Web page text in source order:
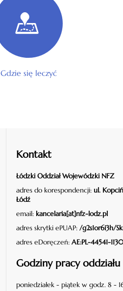
Gdzie się leczyć
Kontakt
Łódzki Oddział Wojewódzki NFZ
adres do korespondencji: ul.
Łódź
email: kancelaria[at]nfz-lodz.pl
adres skrytki ePUAP: /g2s1or6i3h/
adres eDoręczeń: AE:PL-44541-
Godziny pracy oddziału
poniedziałek - piątek w godz. 8 -